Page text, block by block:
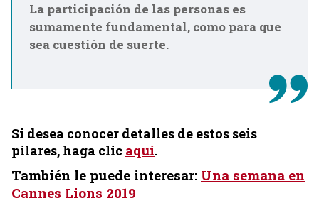
La participación de las personas es
sumamente fundamental, como para que
sea cuestión de suerte.
Si desea conocer detalles de estos seis
pilares, haga clic aquí.
También le puede interesar: Una semana en
Cannes Lions 2019